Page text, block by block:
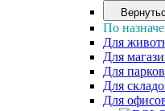
По
Для
Для
Для
Для
Для